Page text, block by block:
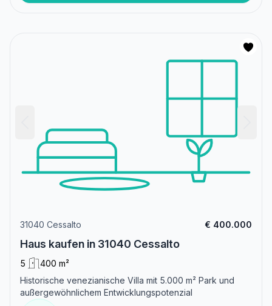
31040 Cessalto € 400.000
Haus kaufen in 31040 Cessalto
5
400 m²
Historische venezianische Villa mit 5.000 m² Park und
außergewöhnlichem Entwicklungspotenzial